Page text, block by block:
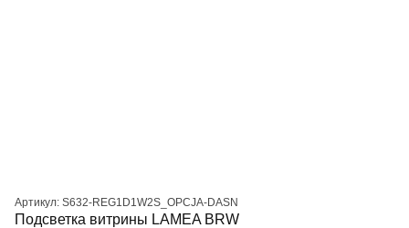
Артикул: S632-REG1D1W2S_OPCJA-DASN
Подсветка витрины LAMEA BRW